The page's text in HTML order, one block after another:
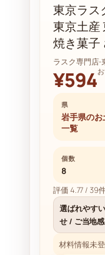
東京ラス
東京土産
焼き菓子
ラスク専門店-
¥594
県
岩手県のお
一覧
個数
8
評価 4.77 / 39
選ばれやす
せ / ご当地
材料情報未